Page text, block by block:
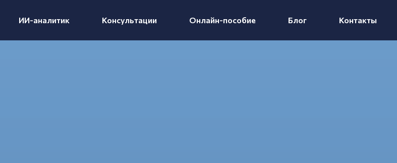
ИИ-аналитик Консультации Онлайн-пособие Блог Контакты